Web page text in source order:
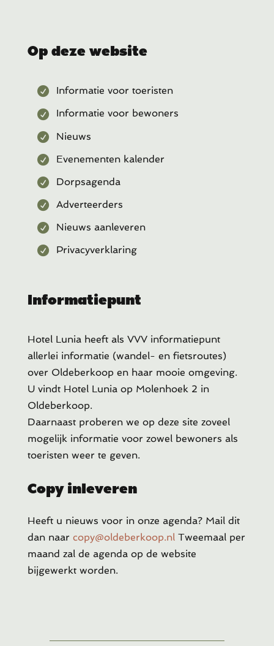
Op deze website
Informatie voor toeristen
Informatie voor bewoners
Nieuws
Evenementen kalender
Dorpsagenda
Adverteerders
Nieuws aanleveren
Privacyverklaring
Informatiepunt
Hotel Lunia heeft als VVV informatiepunt
allerlei informatie (wandel- en fietsroutes)
over Oldeberkoop en haar mooie omgeving.
U vindt Hotel Lunia op Molenhoek 2 in
Oldeberkoop.
Daarnaast proberen we op deze site zoveel
mogelijk informatie voor zowel bewoners als
toeristen weer te geven.
Copy inleveren
Heeft u nieuws voor in onze agenda? Mail dit
dan naar copy@oldeberkoop.nl Tweemaal per
maand zal de agenda op de website
bijgewerkt worden.